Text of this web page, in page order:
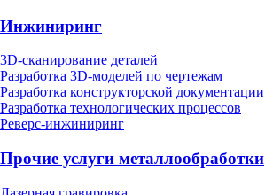
Инжиниринг
3D-сканирование деталей
Разработка 3D-моделей по чертежам
Разработка конструкторской документации
Разработка технологических процессов
Реверс-инжиниринг
Прочие услуги металлообработки